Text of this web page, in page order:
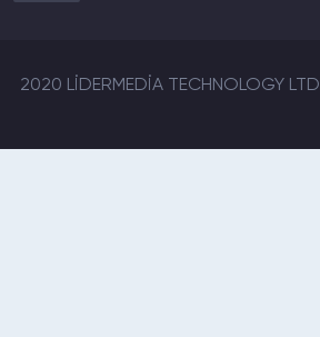
2020 LİDERMEDİA TECHNOLOGY